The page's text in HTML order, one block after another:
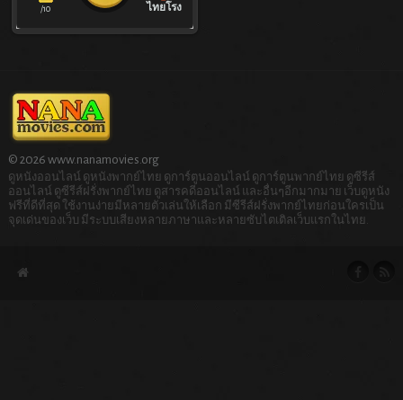
/10 ไทยโรง
© 2026 www.nanamovies.org
ดูหนังออนไลน์ ดูหนังพากย์ไทย ดูการ์ตูนออนไลน์ ดูการ์ตูนพากย์ไทย ดูซีรีส์
ออนไลน์ ดูซีรีส์ฝรั่งพากย์ไทย ดูสารคดีออนไลน์ และอื่นๆอีกมากมาย เว็บดูหนัง
ฟรีที่ดีที่สุด ใช้งานง่ายมีหลายตัวเล่นให้เลือก มีซีรีส์ฝรั่งพากย์ไทยก่อนใครเป็น
จุดเด่นของเว็บ มีระบบเสียงหลายภาษาและหลายซับไตเติลเว็บแรกในไทย.